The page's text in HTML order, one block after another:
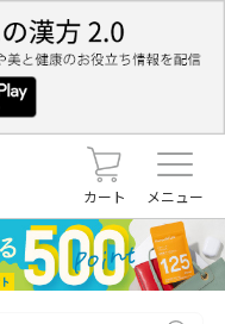
カート メニュー